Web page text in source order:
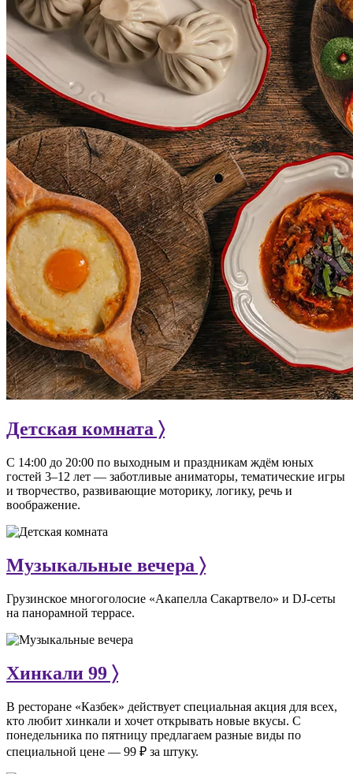
Детская комната 〉
С 14:00 до 20:00 по выходным и праздникам ждём юных
гостей 3–12 лет — заботливые аниматоры, тематические игры
и творчество, развивающие моторику, логику, речь и
воображение.
Музыкальные вечера 〉
Грузинское многоголосие «Акапелла Сакартвело» и DJ-сеты
на панорамной террасе.
Хинкали 99 〉
В ресторане «Казбек» действует специальная акция для всех,
кто любит хинкали и хочет открывать новые вкусы. С
понедельника по пятницу предлагаем разные виды по
специальной цене — 99 ₽ за штуку.